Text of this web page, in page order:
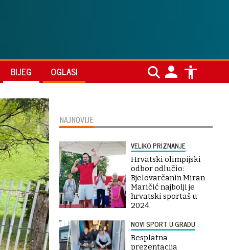
BIJEG OGLASI
NAJNOVIJE
VELIKO PRIZNANJE
Hrvatski olimpijski
odbor odlučio:
Bjelovarčanin Miran
Maričić najbolji je
hrvatski sportaš u
2024.
NOVI SPORT U GRADU
Besplatna
prezentacija